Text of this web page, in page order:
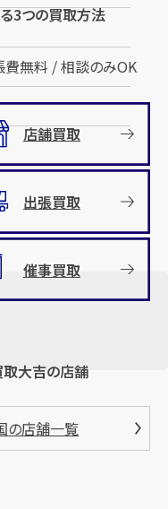
3つの買取方法
費無料 / 相談のみOK
店舗買取
出張買取
催事買取
取大吉の店舗
の店舗一覧